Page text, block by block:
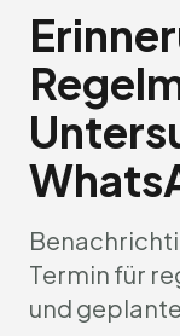
Termin für
und